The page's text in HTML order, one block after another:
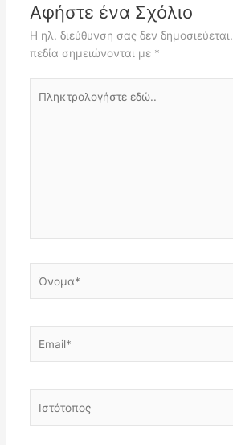
Αφήστε ένα Σχόλιο
Η ηλ. διεύθυνση σας δεν δημοσιεύεται.
πεδία σημειώνονται με *
εδώ..